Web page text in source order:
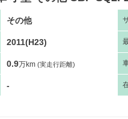
その他
2011(H23)
0.9万km (実走行距離)
-